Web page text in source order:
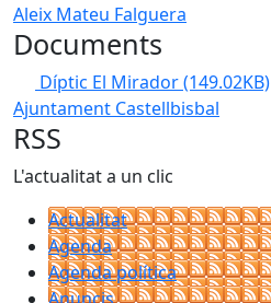
Aleix Mateu Falguera
Documents
Díptic El Mirador(149.02KB)
Ajuntament Castellbisbal
RSS
L'actualitat a un clic
Actualitat
Agenda
Agenda política